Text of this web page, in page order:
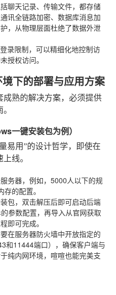
聊天记录、传输文件，都存储
讯全链路加密、数据库消息加
，从物理层面杜绝了数据外泄
录限制，可以精细化地控制访
授权访问。
下的部署与应用方案
成熟的解决方案，必须提供
一键安装包为例）
易用”的设计哲学，即使在
线。
务器，例如，5000人以下的规
的配置。
包，双击解压后即可启动后端
参数配置，再导入从官网获取
即可完成。
在服务器防火墙中开放指定的
和11444端口），确保客户端与
纯内网环境，喧喧也能完美支